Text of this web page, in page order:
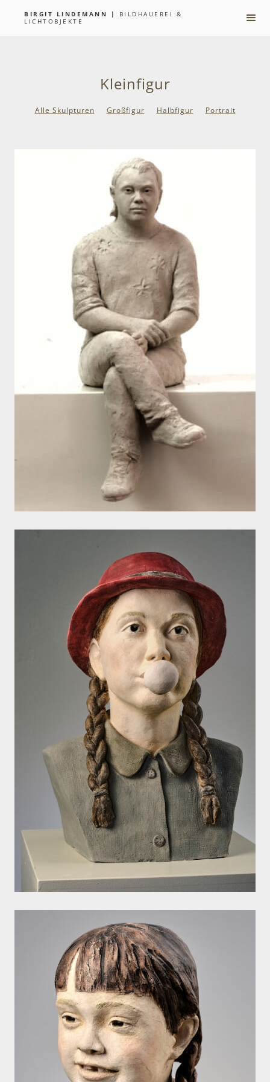
BIRGIT LINDEMANN |
BILDHAUEREI &
LICHTOBJEKTE
Kleinfigur
Alle Skulpturen Großfigur Halbfigur Portrait